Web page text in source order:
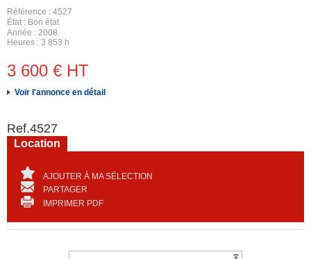
Référence
4527
État
Bon état
Année
2008
Heures
3 853 h
3 600 € HT
Voir l'annonce en détail
Ref.4527
Location
AJOUTER À MA SÉLECTION
PARTAGER
IMPRIMER PDF